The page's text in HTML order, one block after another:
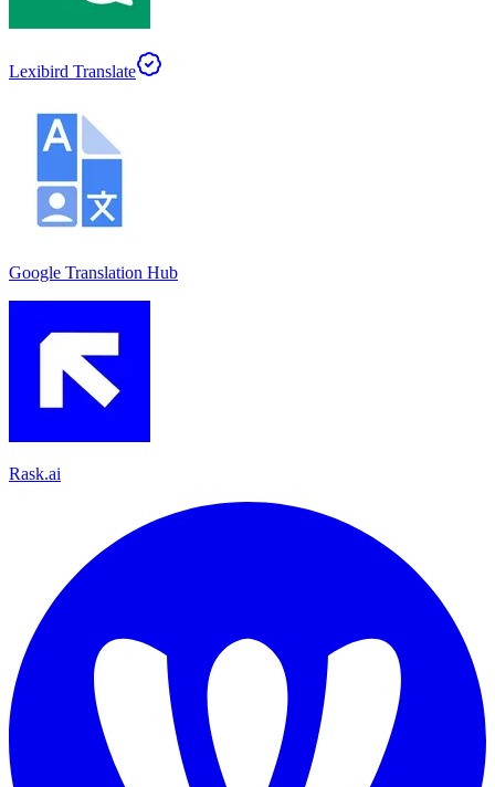
Lexibird Translate
Google Translation Hub
Rask.ai